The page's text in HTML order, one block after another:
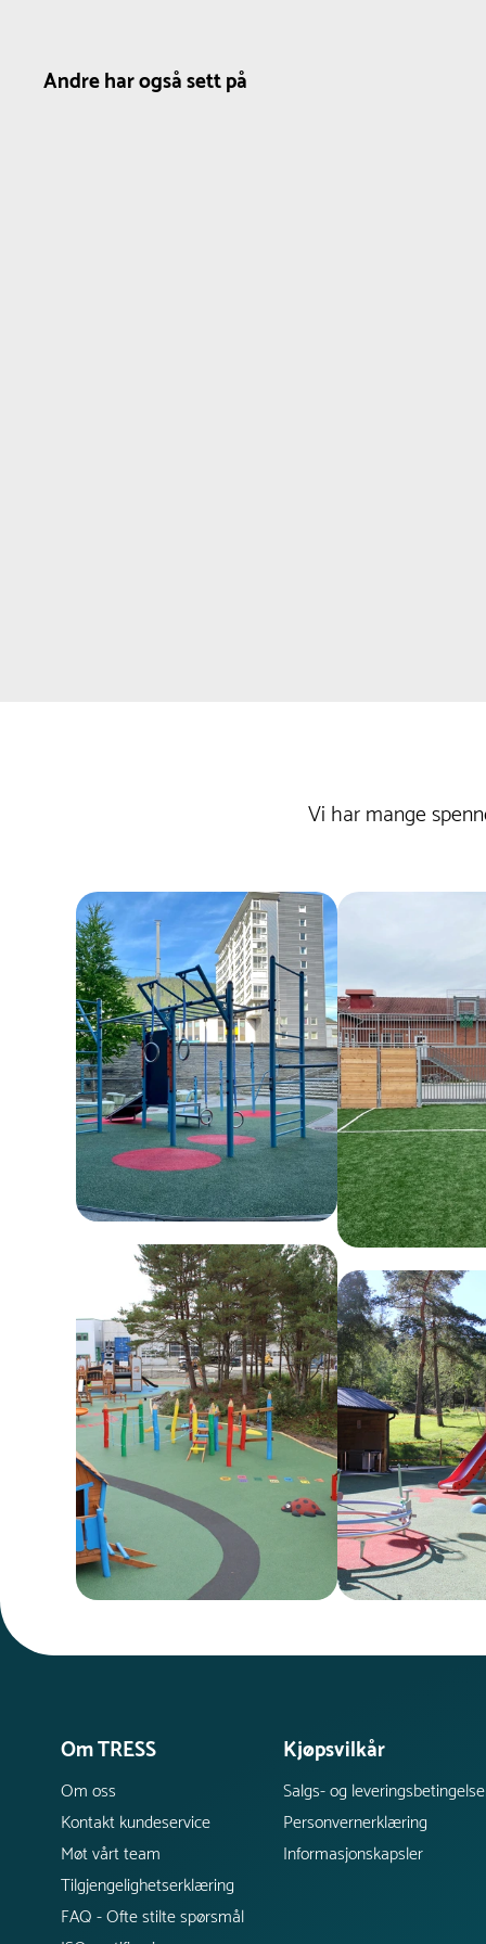
og en stiv kost etter behov.
Andre har også sett på
Vi har mange
Om TRESS
Om oss
Kontakt kundeservice
Møt vårt team
Tilgjengelighetserklæring
FAQ - Ofte stilte spørsmål
Kjøpsvilkår
Salgs- og
Personvernerklæring
Informasjonskapsler